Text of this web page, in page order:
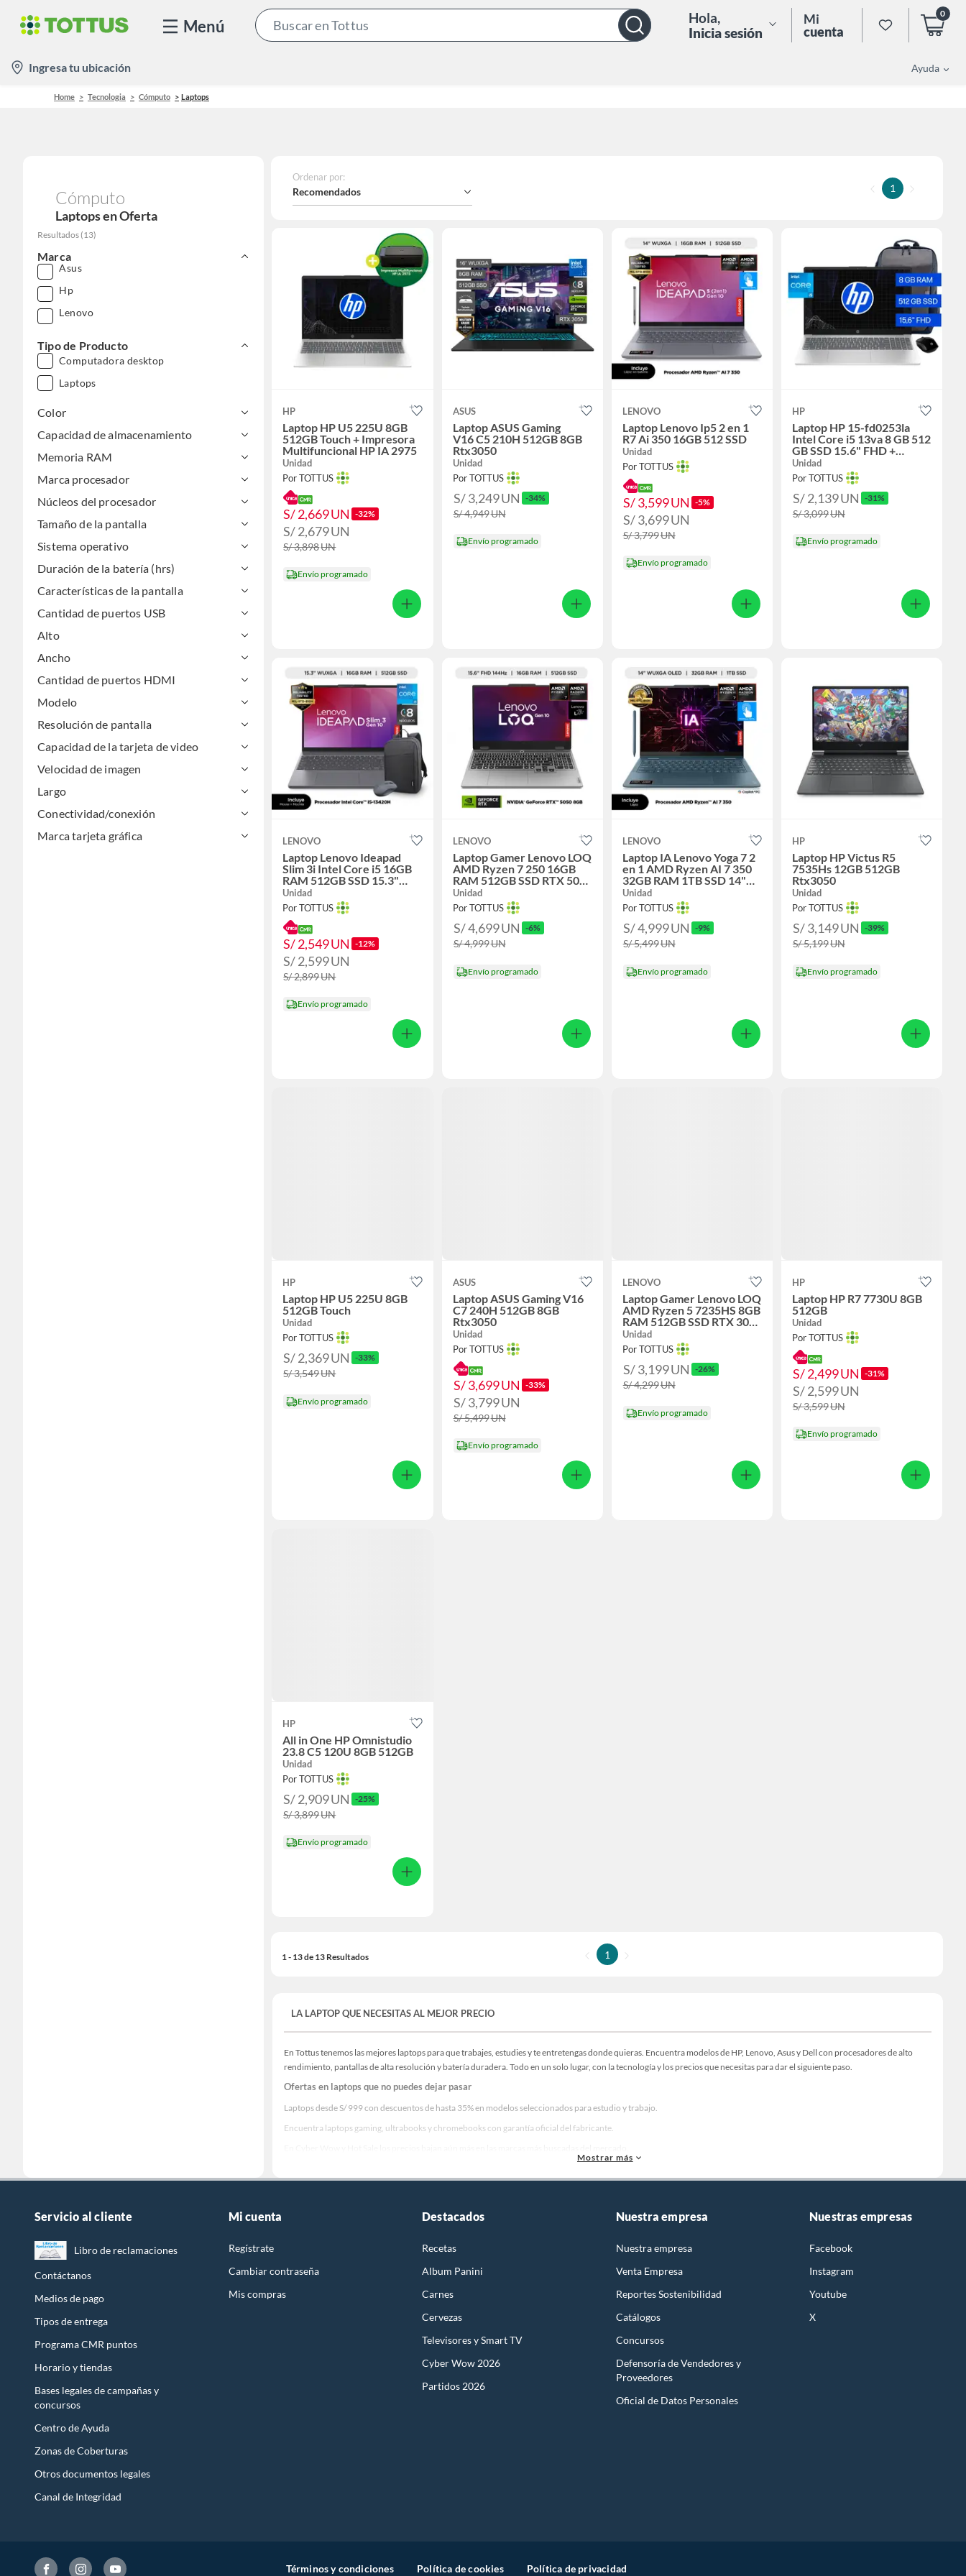
Menú
Bar
Hola,
Inicia sesión
Mi
cuenta
0
location-
icon
Ingresa tu ubicación Ayuda
Home Tecnologia Cómputo Laptops
Cómputo
Laptops en Oferta
Resultados (13)
Marca
Asus
Hp
Lenovo
Tipo de Producto
Computadora desktop
Laptops
Color
Capacidad de almacenamiento
Memoria RAM
Marca procesador
Núcleos del procesador
Tamaño de la pantalla
Sistema operativo
Duración de la batería (hrs)
Características de la pantalla
Cantidad de puertos USB
Alto
Ancho
Cantidad de puertos HDMI
Modelo
Resolución de pantalla
Capacidad de la tarjeta de video
Velocidad de imagen
Largo
Conectividad/conexión
Marca tarjeta gráfica
Ordenar por:
Recomendados 1
HP
Laptop HP U5 225U 8GB
512GB Touch + Impresora
Multifuncional HP IA 2975
Unidad
Por TOTTUS
S/ 2,669UN -32%
S/ 2,679UN
S/ 3,898UN
Envío programado
ASUS
Laptop ASUS Gaming
V16 C5 210H 512GB 8GB
Rtx3050
Unidad
Por TOTTUS
S/ 3,249UN -34%
S/ 4,949UN
Envío programado
LENOVO
Laptop Lenovo Ip5 2 en 1
R7 Ai 350 16GB 512 SSD
Unidad
Por TOTTUS
S/ 3,599UN -5%
S/ 3,699UN
S/ 3,799UN
Envío programado
HP
Laptop HP 15-fd0253la
Intel Core i5 13va 8 GB 512
GB SSD 15.6" FHD +
Mochila + Mouse
Unidad
Por TOTTUS
S/ 2,139UN -31%
S/ 3,099UN
Envío programado
LENOVO
Laptop Lenovo Ideapad
Slim 3i Intel Core i5 16GB
RAM 512GB SSD 15.3"
WUXGA + Mochila y
Mouse
Unidad
Por TOTTUS
S/ 2,549UN -12%
S/ 2,599UN
S/ 2,899UN
Envío programado
LENOVO
Laptop Gamer Lenovo LOQ
AMD Ryzen 7 250 16GB
RAM 512GB SSD RTX 5050
8GB 15.6" FHD 144Hz
Unidad
Por TOTTUS
S/ 4,699UN -6%
S/ 4,999UN
Envío programado
LENOVO
Laptop IA Lenovo Yoga 7 2
en 1 AMD Ryzen AI 7 350
32GB RAM 1TB SSD 14"
OLED WUXGA táctil
Unidad
Por TOTTUS
S/ 4,999UN -9%
S/ 5,499UN
Envío programado
HP
Laptop HP Victus R5
7535Hs 12GB 512GB
Rtx3050
Unidad
Por TOTTUS
S/ 3,149UN -39%
S/ 5,199UN
Envío programado
HP
Laptop HP U5 225U 8GB
512GB Touch
Unidad
Por TOTTUS
S/ 2,369UN -33%
S/ 3,549UN
Envío programado
ASUS
Laptop ASUS Gaming V16
C7 240H 512GB 8GB
Rtx3050
Unidad
Por TOTTUS
S/ 3,699UN -33%
S/ 3,799UN
S/ 5,499UN
Envío programado
LENOVO
Laptop Gamer Lenovo LOQ
AMD Ryzen 5 7235HS 8GB
RAM 512GB SSD RTX 3050
15.6" FHD 144 Hz
Unidad
Por TOTTUS
S/ 3,199UN -26%
S/ 4,299UN
Envío programado
HP
Laptop HP R7 7730U 8GB
512GB
Unidad
Por TOTTUS
S/ 2,499UN -31%
S/ 2,599UN
S/ 3,599UN
Envío programado
HP
All in One HP Omnistudio
23.8 C5 120U 8GB 512GB
Unidad
Por TOTTUS
S/ 2,909UN -25%
S/ 3,899UN
Envío programado
1 - 13 de 13 Resultados 1
LA LAPTOP QUE NECESITAS AL MEJOR PRECIO
En Tottus tenemos las mejores laptops para que trabajes, estudies y te entretengas donde quieras. Encuentra modelos de HP, Lenovo, Asus y Dell con procesadores de alto
rendimiento, pantallas de alta resolución y batería duradera. Todo en un solo lugar, con la tecnología y los precios que necesitas para dar el siguiente paso.
Ofertas en laptops que no puedes dejar pasar
Laptops desde S/ 999 con descuentos de hasta 35% en modelos seleccionados para estudio y trabajo.
Encuentra laptops gaming, ultrabooks y chromebooks con garantía oficial del fabricante.
Laptops Asus
Mouse y teclados inalámbricos
¿Qué marcas de laptops vende Tottus?
Mostrar más
Servicio al cliente
Libro de reclamaciones
Contáctanos
Medios de pago
Tipos de entrega
Programa CMR puntos
Horario y tiendas
Bases legales de campañas y
concursos
Centro de Ayuda
Zonas de Coberturas
Otros documentos legales
Canal de Integridad
Mi cuenta
Regístrate
Cambiar contraseña
Mis compras
Destacados
Recetas
Album Panini
Carnes
Cervezas
Televisores y Smart TV
Cyber Wow 2026
Partidos 2026
Nuestra empresa
Nuestra empresa
Venta Empresa
Reportes Sostenibilidad
Catálogos
Concursos
Defensoría de Vendedores y
Proveedores
Oficial de Datos Personales
Nuestras empresas
Facebook
Instagram
Youtube
X
Términos y condiciones Política de cookies Política de privacidad